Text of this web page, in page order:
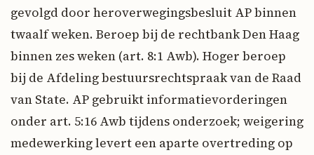
gevolgd door heroverwegingsbesluit AP binnen
twaalf weken. Beroep bij de rechtbank Den Haag
binnen zes weken (art. 8:1 Awb). Hoger beroep
bij de Afdeling bestuursrechtspraak van de Raad
van State. AP gebruikt informatievorderingen
onder art. 5:16 Awb tijdens onderzoek; weigering
medewerking levert een aparte overtreding op